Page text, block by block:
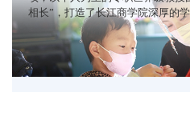
相长”，打造了长江商学院深厚的